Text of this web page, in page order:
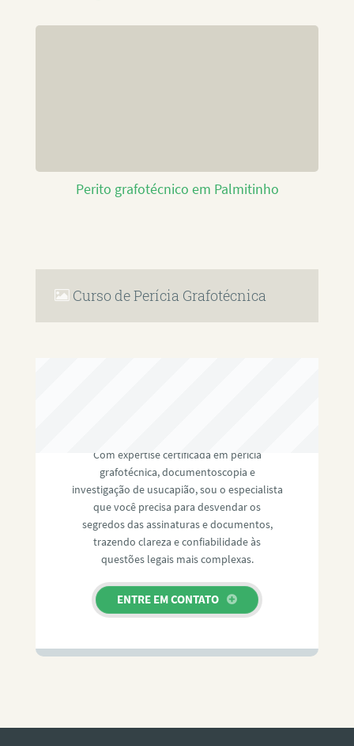
Perito grafotécnico em Palmitinho
Curso de Perícia Grafotécnica
Com expertise certificada em perícia
grafotécnica, documentoscopia e
investigação de usucapião, sou o especialista
que você precisa para desvendar os
segredos das assinaturas e documentos,
trazendo clareza e confiabilidade às
questões legais mais complexas.
ENTRE EM CONTATO